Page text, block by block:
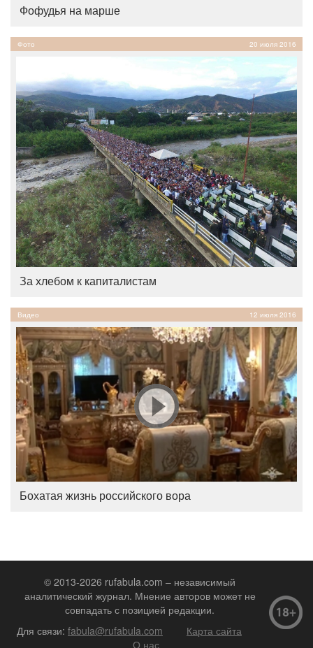
Фофудья на марше
Фото 20 июля 2016
За хлебом к капиталистам
Видео 12 июля 2016
Бохатая жизнь российского вора
© 2013-2026 rufabula.com – независимый
аналитический журнал. Мнение авторов может не
совпадать с позицией редакции.
Для связи: fabula@rufabula.com
Карта сайта
О нас